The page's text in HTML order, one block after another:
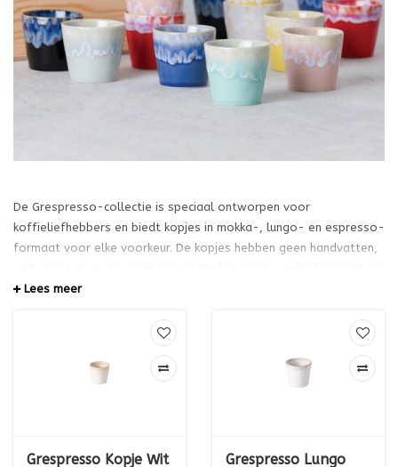
De Grespresso-collectie is speciaal ontworpen voor
koffieliefhebbers en biedt kopjes in mokka-, lungo- en espresso-
formaat voor elke voorkeur. De kopjes hebben geen handvatten,
maakt, ook voor andere doeleinden dan koffie. De collectie
borrelbordjes, melkkannetjes en capsulehouders, waarmee u thuis
een harmonieuze en elegante koffiesetting kunt creëren. Een
hoogtepunt van de collectie is de ovale schotel, zorgvuldig
ontworpen om perfect te passen bij alle drie de kopmaten,
Lees meer
Grespresso Kopje Wit
Grespresso Lungo